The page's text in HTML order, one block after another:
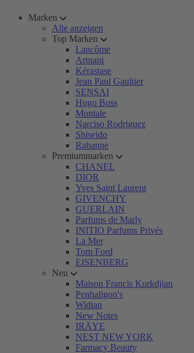
Marken
Alle anzeigen
Top Marken
Lancôme
Armani
Kérastase
Jean Paul Gaultier
SENSAI
Hugo Boss
Montale
Narciso Rodriguez
Shiseido
Rabanne
Premiummarken
CHANEL
DIOR
Yves Saint Laurent
GIVENCHY
GUERLAIN
Parfums de Marly
INITIO Parfums Privés
La Mer
Tom Ford
EISENBERG
Neu
Maison Francis Kurkdjian
Penhaligon's
Widian
New Notes
IRÄYE
NEST NEW YORK
Farmacy Beauty